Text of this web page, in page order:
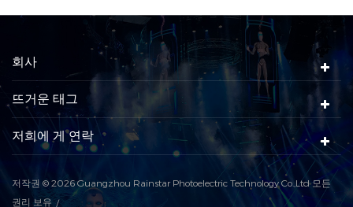
회사
뜨거운 태그
저희에 게 연락
저작권 © 2026 Guangzhou Rainstar Photoelectric Technology Co.,Ltd 모든
권리 보유